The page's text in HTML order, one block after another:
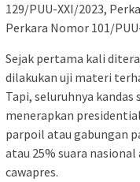
129/PUU-XXI/2023,
Perkara Nomor 101/
Sejak pertama kali
dilakukan uji materi
Tapi, seluruhnya kandas
menerapkan
parpoil atau gabungan
atau 25% suara
cawapres.